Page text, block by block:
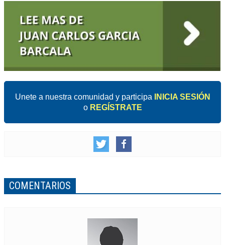
Unete a nuestra comunidad y participa
INICIA SESIÓN
o REGÍSTRATE
COMENTARIOS